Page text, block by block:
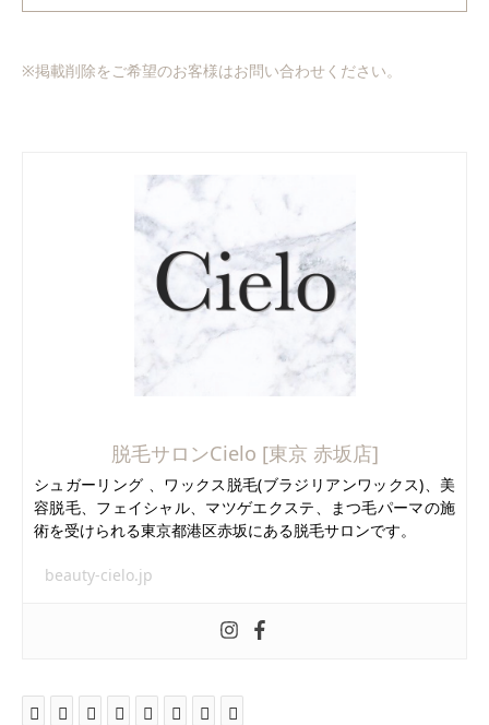
※掲載削除をご希望のお客様はお問い合わせください。
脱毛サロンCielo [東京 赤坂店]
シュガーリング 、ワックス脱毛(ブラジリアンワックス)、美
容脱毛、フェイシャル、マツゲエクステ、まつ毛パーマの施
術を受けられる東京都港区赤坂にある脱毛サロンです。
beauty-cielo.jp